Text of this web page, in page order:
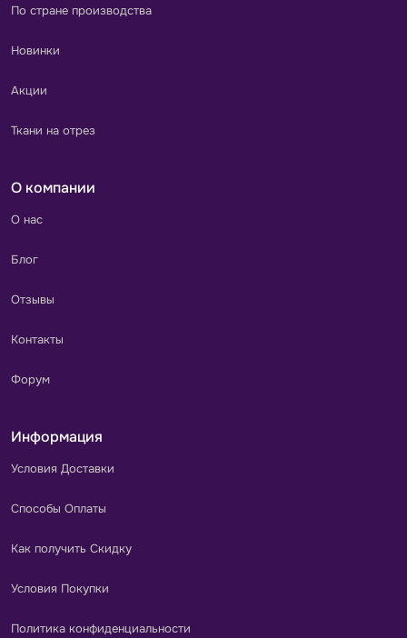
По стране производства
Новинки
Акции
Ткани на отрез
О компании
О нас
Блог
Отзывы
Контакты
Форум
Информация
Условия Доставки
Способы Оплаты
Как получить Скидку
Условия Покупки
Политика конфиденциальности